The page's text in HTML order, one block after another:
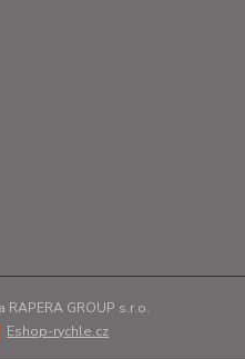
GROUP s.r.o.
Eshop-rychle.cz